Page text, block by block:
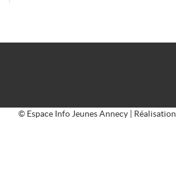
© Espace Info Jeunes Annecy | Réalisation